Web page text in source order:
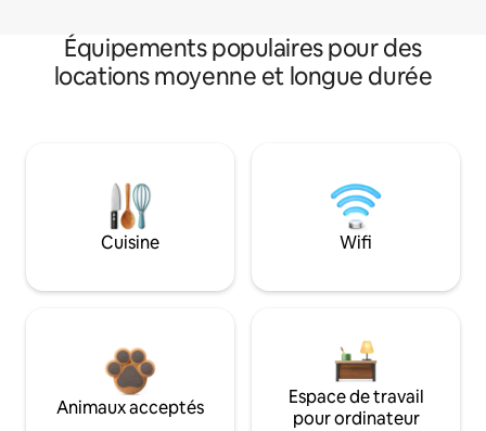
Équipements populaires pour des
locations moyenne et longue durée
Cuisine Wifi
Animaux acceptés
Espace de travail
pour ordinateur